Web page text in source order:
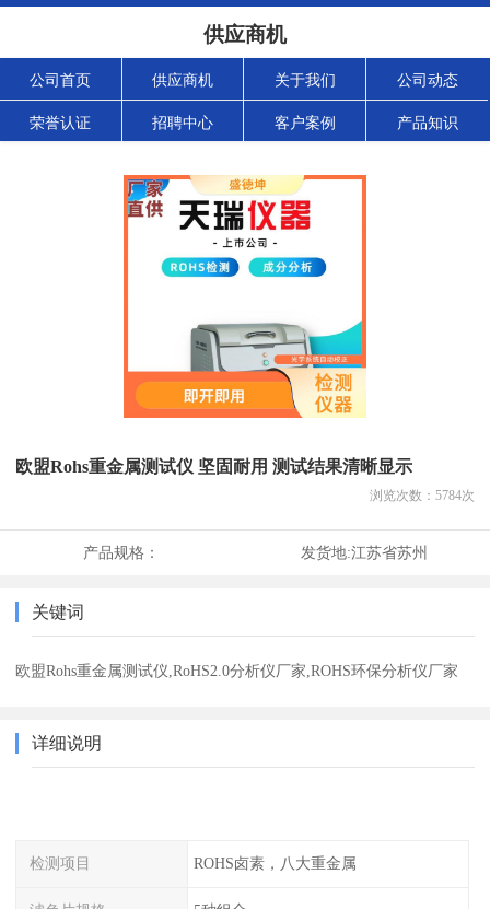
供应商机
公司首页 供应商机 关于我们 公司动态
荣誉认证 招聘中心 客户案例 产品知识
欧盟Rohs重金属测试仪 坚固耐用 测试结果清晰显示
浏览次数： 5784次
产品规格： 发货地:江苏省苏州
关键词
欧盟Rohs重金属测试仪,RoHS2.0分析仪厂家,ROHS环保分析仪厂家
详细说明
检测项目 ROHS卤素，八大重金属